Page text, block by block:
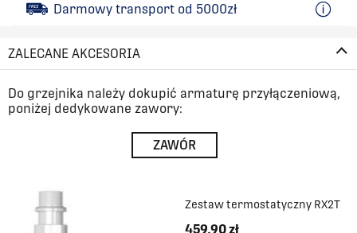
Darmowy transport od 5000zł
ZALECANE AKCESORIA
Do grzejnika należy dokupić armaturę przyłączeniową,
poniżej dedykowane zawory:
ZAWÓR
Zestaw termostatyczny RX2T
459,90 zł